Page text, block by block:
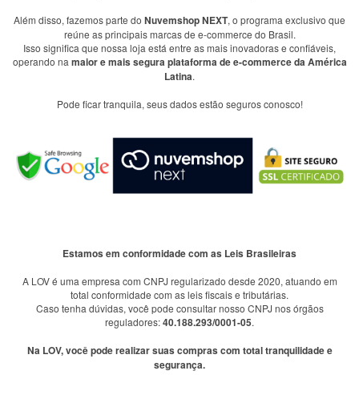
Além disso, fazemos parte do Nuvemshop NEXT, o programa exclusivo que
reúne as principais marcas de e-commerce do Brasil.
Isso significa que nossa loja está entre as mais inovadoras e confiáveis,
operando na maior e mais segura plataforma de e-commerce da América
Latina.
Pode ficar tranquila, seus dados estão seguros conosco!
Estamos em conformidade com as Leis Brasileiras
A LOV é uma empresa com CNPJ regularizado desde 2020, atuando em
total conformidade com as leis fiscais e tributárias.
Caso tenha dúvidas, você pode consultar nosso CNPJ nos órgãos
reguladores:40.188.293/0001-05.
Na LOV, você pode realizar suas compras com total tranquilidade e
segurança.